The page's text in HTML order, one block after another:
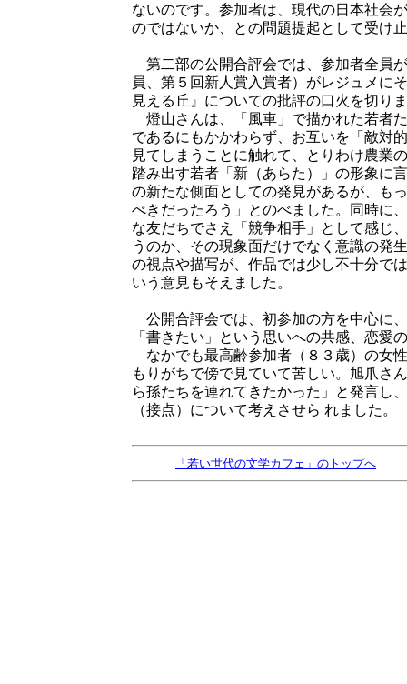
ないのです。参加者は、現代の日本社会
のではないか、との問題提起として受け
第二部の公開合評会では、参加者全員
員、第５回新人賞入賞者）がレジュメに
見える丘』についての批評の口火を切り
燈山さんは、「風車」で描かれた若者
であるにもかかわらず、お互いを「敵対
見てしまうことに触れて、とりわけ農業
踏み出す若者「新（あらた）」の形象に
の新たな側面としての発見があるが、も
べきだったろう」とのべました。同時に
な友だちでさえ「競争相手」として感じ
うのか、その現象面だけでなく意識の発
の視点や描写が、作品では少し不十分で
いう意見もそえました。
公開合評会では、初参加の方を中心に
「書きたい」という思いへの共感、恋愛
なかでも最高齢参加者（８３歳）の女
もりがちで傍で見ていて苦しい。旭爪さ
ら孫たちを連れてきたかった」と発言し
（接点）について考えさせら れました。
「若い世代の文学カフェ」のトップへ